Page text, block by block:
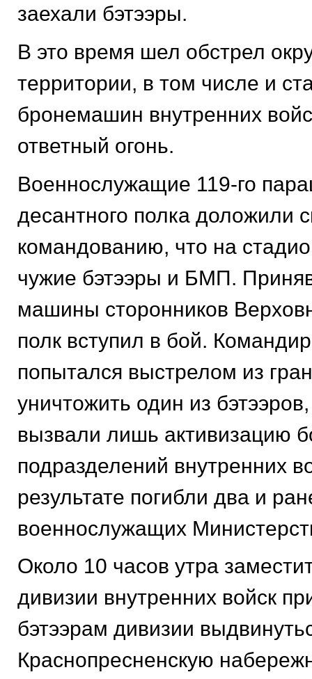
заехали бэтээры.
В это время шел обстрел
территории, в том числе и
бронемашин внутренних
ответный огонь.
Военнослужащие 119-го
десантного полка доложили
командованию, что на
чужие бэтээры и БМП.
машины сторонников
полк вступил в бой.
попытался выстрелом из
уничтожить один из
вызвали лишь активизацию
подразделений внутренних
результате погибли два и
военнослужащих
Около 10 часов утра
дивизии внутренних войск
бэтээрам дивизии
Краснопресненскую